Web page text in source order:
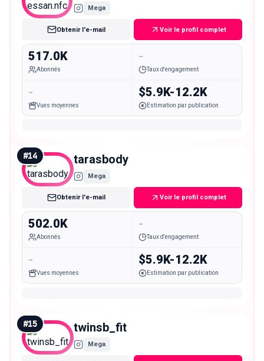
Mega
Obtenir l'e-mail Voir le profil complet
517.0K
Abonnés
-
Taux d'engagement
-
Vues moyennes
$5.9K-12.2K
Estimation par publication
#14 tarasbody
Mega
Obtenir l'e-mail Voir le profil complet
502.0K
Abonnés
-
Taux d'engagement
-
Vues moyennes
$5.9K-12.2K
Estimation par publication
#15 twinsb_fit
Mega